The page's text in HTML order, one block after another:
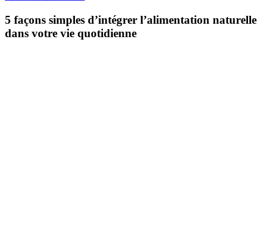
5 façons simples d’intégrer l’alimentation naturelle
dans votre vie quotidienne